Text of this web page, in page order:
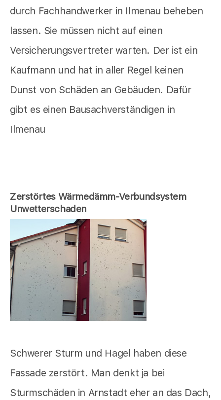
durch Fachhandwerker in Ilmenau beheben
lassen. Sie müssen nicht auf einen
Versicherungsvertreter warten. Der ist ein
Kaufmann und hat in aller Regel keinen
Dunst von Schäden an Gebäuden. Dafür
gibt es einen Bausachverständigen in
Ilmenau
Zerstörtes Wärmedämm-Verbundsystem
Unwetterschaden
Schwerer Sturm und Hagel haben diese
Fassade zerstört. Man denkt ja bei
Sturmschäden in Arnstadt eher an das Dach,